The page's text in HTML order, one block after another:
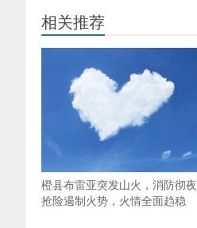
相关推荐
橙县布雷亚突发山火，消防彻夜
抢险遏制火势，火情全面趋稳